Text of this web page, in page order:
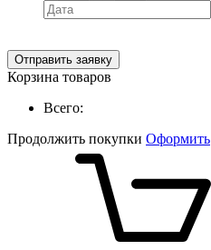
Отправить заявку
Корзина товаров
Всего:
Продолжить покупки Оформить